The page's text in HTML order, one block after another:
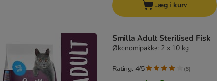
Læg i kurv
Smilla Adult Sterilised Fisk
Økonomipakke: 2 x 10 kg
Rating: 4/5 (6)